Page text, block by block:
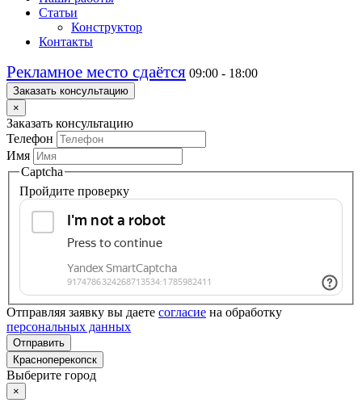
Статьи
Конструктор
Контакты
Рекламное место сдаётся 09:00 - 18:00
Заказать консультацию
×
Заказать консультацию
Телефон
Имя
Captcha
Пройдите проверку
Отправляя заявку вы даете согласие на обработку
персональных данных
Отправить
Красноперекопск
Выберите город
×